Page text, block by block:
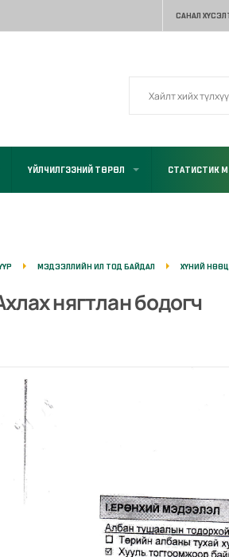
САНАЛ
ҮЙЛЧИЛГЭЭНИЙ ТӨРӨЛ СТАТИСТИК
МЭДЭЭЛЛИЙН ИЛ ТОД БАЙДАЛ ХҮНИЙ
нягтлан бодогч